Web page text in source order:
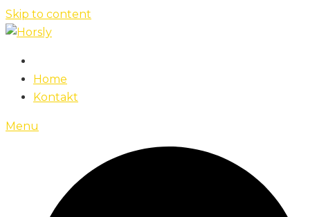
Skip to content
Home
Kontakt
Menu